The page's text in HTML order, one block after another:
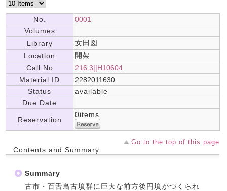
No.
0001
Volumes
Library
女田図
Location
開架
Call No
216.3||H10604
Material ID
2282011630
Status
available
Due Date
Reservation
0items
Go to the top of this page
Contents and Summary
Summary
古市・百舌鳥古墳群に巨大な前方後円墳がつくられ